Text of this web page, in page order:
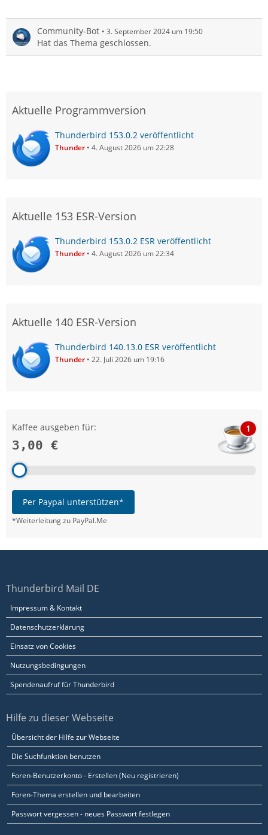
Community-Bot 3. September 2024 um 19:50
Hat das Thema geschlossen.
Aktuelle Programmversion
Thunderbird 153.0.2 veröffentlicht
Thunder 4. August 2026 um 22:28
Aktuelle 153 ESR-Version
Thunderbird 153.0.2 ESR veröffentlicht
Thunder 4. August 2026 um 22:34
Aktuelle 140 ESR-Version
Thunderbird 140.13.0 ESR veröffentlicht
Thunder 22. Juli 2026 um 19:16
Kaffee ausgeben für:
3,00 €
1
Per Paypal unterstützen*
*Weiterleitung zu PayPal.Me
Thunderbird Mail DE
Impressum & Kontakt
Datenschutzerklärung
Einsatz von Cookies
Nutzungsbedingungen
Spendenaufruf für Thunderbird
Hilfe zu dieser Webseite
Übersicht der Hilfe zur Webseite
Die Suchfunktion benutzen
Foren-Benutzerkonto - Erstellen (Neu registrieren)
Foren-Thema erstellen und bearbeiten
Passwort vergessen - neues Passwort festlegen